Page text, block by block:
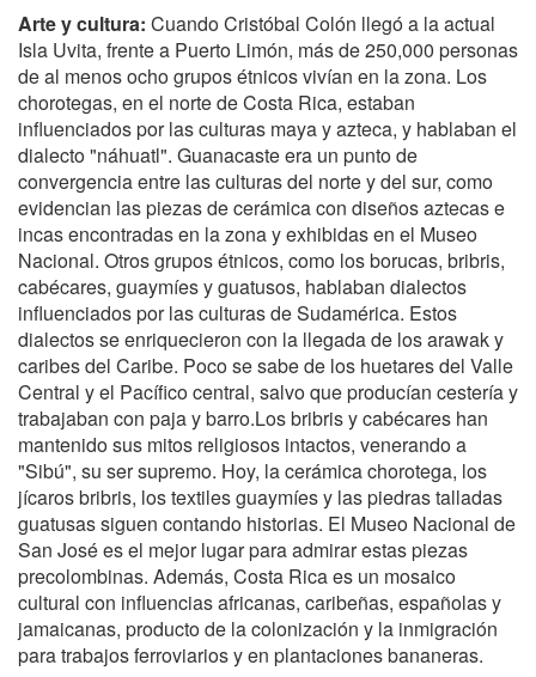
Arte y cultura: Cuando Cristóbal Colón llegó a la actual
Isla Uvita, frente a Puerto Limón, más de 250,000 personas
de al menos ocho grupos étnicos vivían en la zona. Los
chorotegas, en el norte de Costa Rica, estaban
influenciados por las culturas maya y azteca, y hablaban el
dialecto "náhuatl". Guanacaste era un punto de
convergencia entre las culturas del norte y del sur, como
evidencian las piezas de cerámica con diseños aztecas e
incas encontradas en la zona y exhibidas en el Museo
Nacional. Otros grupos étnicos, como los borucas, bribris,
cabécares, guaymíes y guatusos, hablaban dialectos
influenciados por las culturas de Sudamérica. Estos
dialectos se enriquecieron con la llegada de los arawak y
caribes del Caribe. Poco se sabe de los huetares del Valle
Central y el Pacífico central, salvo que producían cestería y
trabajaban con paja y barro.Los bribris y cabécares han
mantenido sus mitos religiosos intactos, venerando a
"Sibú", su ser supremo. Hoy, la cerámica chorotega, los
jícaros bribris, los textiles guaymíes y las piedras talladas
guatusas siguen contando historias. El Museo Nacional de
San José es el mejor lugar para admirar estas piezas
precolombinas. Además, Costa Rica es un mosaico
cultural con influencias africanas, caribeñas, españolas y
jamaicanas, producto de la colonización y la inmigración
para trabajos ferroviarios y en plantaciones bananeras.